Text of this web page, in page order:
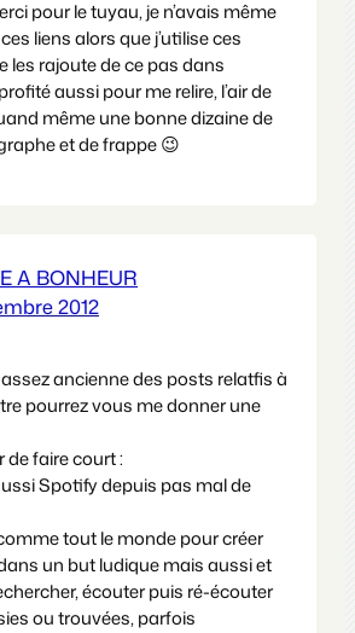
pour le tuyau, je n’avais même
liens alors que j’utilise ces
les rajoute de ce pas dans
profité aussi pour me relire, l’air de
même une bonne dizaine de
et de frappe 😉
A BONHEUR
2012
ancienne des posts relatfis à
pourrez vous me donner une
de faire court :
Spotify depuis pas mal de
comme tout le monde pour créer
un but ludique mais aussi et
écouter puis ré-écouter
ou trouvées, parfois